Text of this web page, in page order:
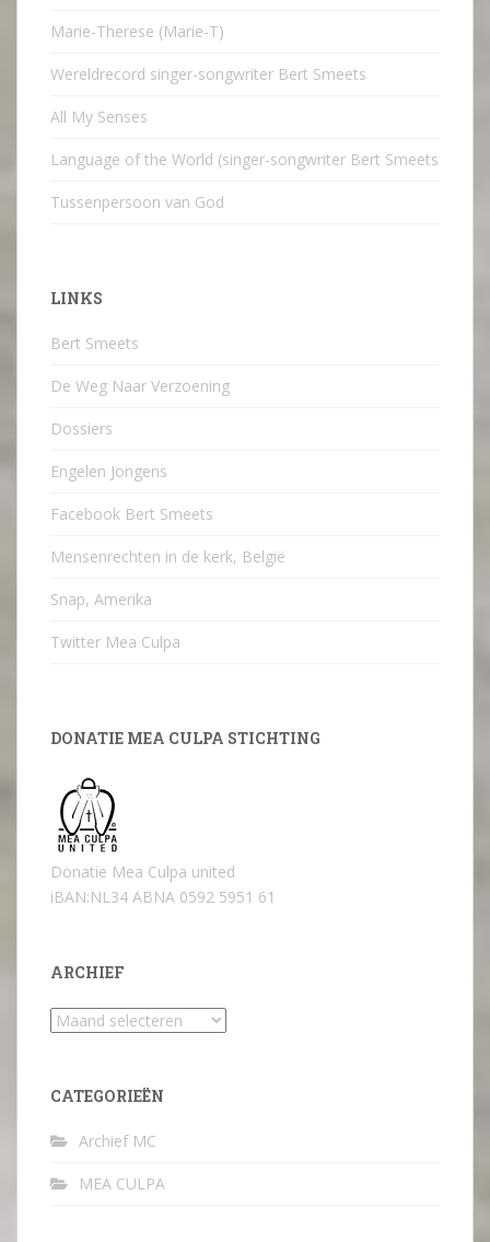
Marie-Therese (Marie-T)
Wereldrecord singer-songwriter Bert Smeets
All My Senses
Language of the World (singer-songwriter Bert Smeets
Tussenpersoon van God
LINKS
Bert Smeets
De Weg Naar Verzoening
Dossiers
Engelen Jongens
Facebook Bert Smeets
Mensenrechten in de kerk, België
Snap, Amerika
Twitter Mea Culpa
DONATIE MEA CULPA STICHTING
Donatie Mea Culpa united
iBAN:NL34 ABNA 0592 5951 61
ARCHIEF
Archief
CATEGORIEËN
Archief MC
MEA CULPA